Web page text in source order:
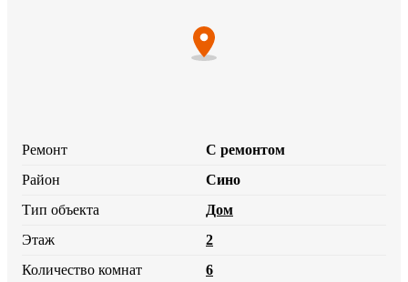
Ремонт
С ремонтом
Район
Сино
Тип объекта
Дом
Этаж
2
Количество комнат
6